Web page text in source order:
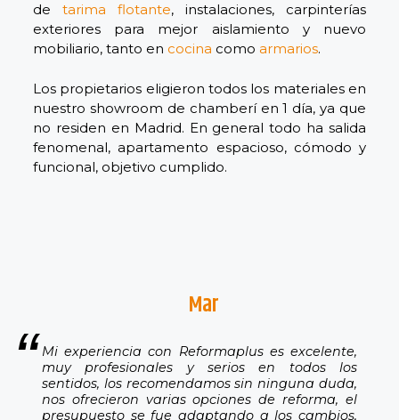
de tarima flotante, instalaciones, carpinterías
exteriores para mejor aislamiento y nuevo
mobiliario, tanto en cocina como armarios.
Los propietarios eligieron todos los materiales en
nuestro showroom de chamberí en 1 día, ya que
no residen en Madrid. En general todo ha salida
fenomenal, apartamento espacioso, cómodo y
funcional, objetivo cumplido.
Mar
Mi experiencia con Reformaplus es excelente,
muy profesionales y serios en todos los
sentidos, los recomendamos sin ninguna duda,
nos ofrecieron varias opciones de reforma, el
presupuesto se fue adaptando a los cambios,